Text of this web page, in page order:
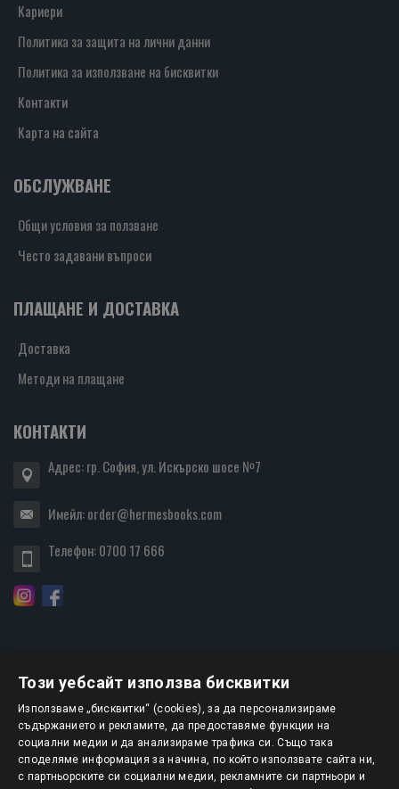
Кариери
Политика за защита на лични данни
Политика за използване на бисквитки
Контакти
Карта на сайта
ОБСЛУЖВАНЕ
Общи условия за ползване
Често задавани въпроси
ПЛАЩАНЕ И ДОСТАВКА
Доставка
Методи на плащане
КОНТАКТИ
Адрес: гр. София, ул. Искърско шосе №7
Имейл:order@hermesbooks.com
Телефон:0700 17 666
БЮЛЕТИН
АБОНИРАНЕ
Този уебсайт използва бисквитки
Използваме „бисквитки“ (cookies), за да персонализираме
съдържанието и рекламите, да предоставяме функции на
социални медии и да анализираме трафика си. Също така
споделяме информация за начина, по който използвате сайта ни,
с партньорските си социални медии, рекламните си партньори и